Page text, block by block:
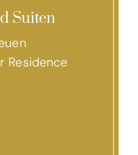
Suiten
Residence